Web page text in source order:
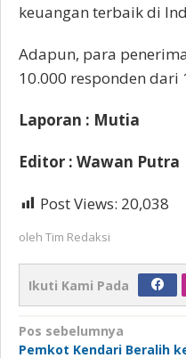
keuangan terbaik di
Adapun, para
10.000 responden dari
Laporan : Mutia
Editor : Wawan Putra
Post Views: 20,038
oleh Tim Redaksi
Ikuti Kami Pada
Navigasi
Pos sebelumnya
Pemkot Kendari Beralih